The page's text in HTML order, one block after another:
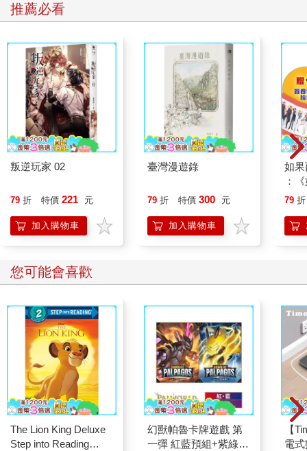
推薦必看
叛逆玩家 02
79 折 特價 221 元
加入購物車
臺灣漫遊錄
79 折 特價 300 元
加入購物車
如
：
喵
79 折
您可能會喜歡
The Lion King Deluxe
Step into Reading
幻獸帕魯卡牌遊戲 第
一彈 紅藍預組+紫綠預
【
電